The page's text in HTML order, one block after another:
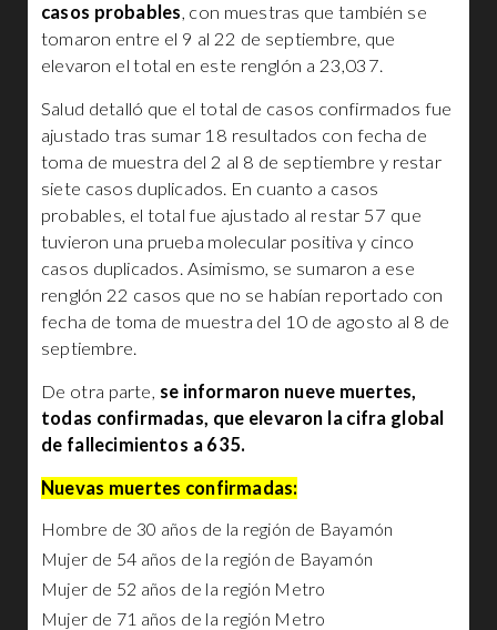
casos probables, con muestras que también se
tomaron entre el 9 al 22 de septiembre, que
elevaron el total en este renglón a 23,037.
Salud detalló que el total de casos confirmados fue
ajustado tras sumar 18 resultados con fecha de
toma de muestra del 2 al 8 de septiembre y restar
siete casos duplicados. En cuanto a casos
probables, el total fue ajustado al restar 57 que
tuvieron una prueba molecular positiva y cinco
casos duplicados. Asimismo, se sumaron a ese
renglón 22 casos que no se habían reportado con
fecha de toma de muestra del 10 de agosto al 8 de
septiembre.
De otra parte, se informaron nueve muertes,
todas confirmadas, que elevaron la cifra global
de fallecimientos a 635.
Nuevas muertes confirmadas:
Hombre de 30 años de la región de Bayamón
Mujer de 54 años de la región de Bayamón
Mujer de 52 años de la región Metro
Mujer de 71 años de la región Metro